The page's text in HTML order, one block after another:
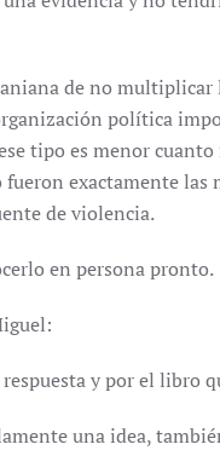
de no multiplicar
política
tipo es menor
exactamente las
de violencia.
en persona pronto.
y por el libro
una idea,